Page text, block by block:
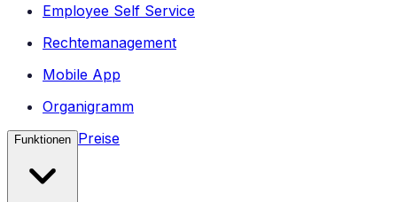
Employee Self Service
Rechtemanagement
Mobile App
Organigramm
Funktionen Preise